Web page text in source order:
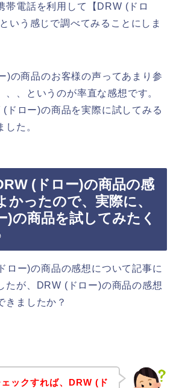
帯電話を利用して【DRW (ドロ
いう感じで調べてみることにしま
)の商品のお客様の声ってあまり参
、、というのが率直な感想です。
ドロー)の商品を実際に試してみる
した。
(ドロー)の商品の感
かったので、実際に、
)の商品を試してみたく
ロー)の商品の感想について記事に
たが、DRW (ドロー)の商品の感想
きましたか？
ックすれば、DRW (ド